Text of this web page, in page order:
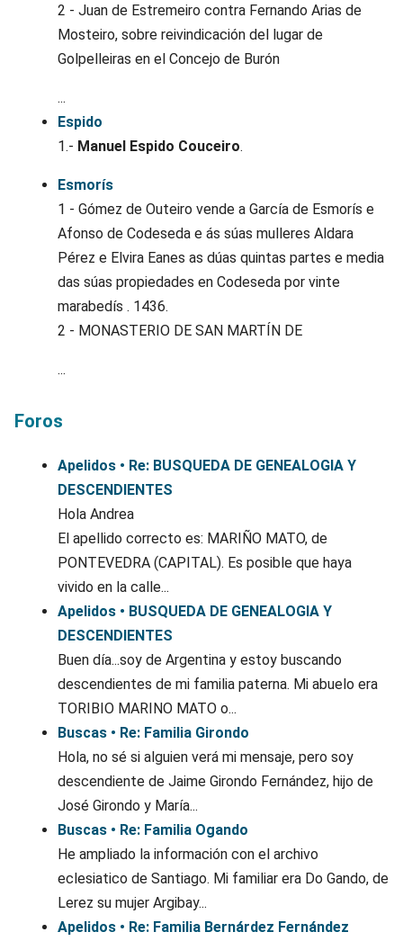
2 - Juan de Estremeiro contra Fernando Arias de
Mosteiro, sobre reivindicación del lugar de
Golpelleiras en el Concejo de Burón
...
Espido
1.- Manuel Espido Couceiro.
Esmorís
1 - Gómez de Outeiro vende a García de Esmorís e
Afonso de Codeseda e ás súas mulleres Aldara
Pérez e Elvira Eanes as dúas quintas partes e media
das súas propiedades en Codeseda por vinte
marabedís . 1436.
2 - MONASTERIO DE SAN MARTÍN DE
...
Foros
Apelidos • Re: BUSQUEDA DE GENEALOGIA Y
DESCENDIENTES
Hola Andrea
El apellido correcto es: MARIÑO MATO, de
PONTEVEDRA (CAPITAL). Es posible que haya
vivido en la calle...
Apelidos • BUSQUEDA DE GENEALOGIA Y
DESCENDIENTES
Buen día...soy de Argentina y estoy buscando
descendientes de mi familia paterna. Mi abuelo era
TORIBIO MARINO MATO o...
Buscas • Re: Familia Girondo
Hola, no sé si alguien verá mi mensaje, pero soy
descendiente de Jaime Girondo Fernández, hijo de
José Girondo y María...
Buscas • Re: Familia Ogando
He ampliado la información con el archivo
eclesiatico de Santiago. Mi familiar era Do Gando, de
Lerez su mujer Argibay...
Apelidos • Re: Familia Bernárdez Fernández